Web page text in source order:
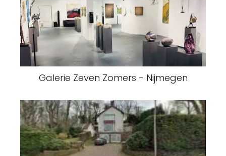
Galerie Zeven Zomers - Nijmegen